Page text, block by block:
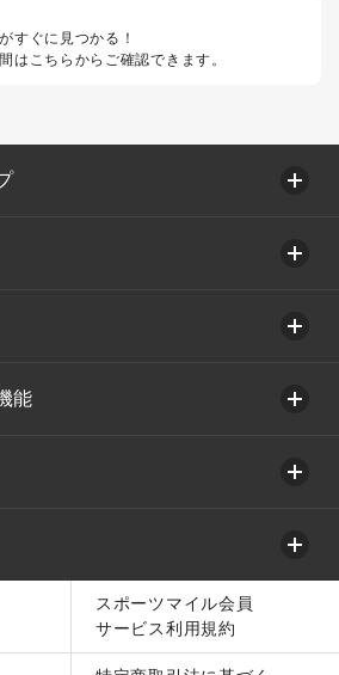
すぐに見つかる！
はこちらからご確認できます。
能
スポーツマイル会員
サービス利用規約